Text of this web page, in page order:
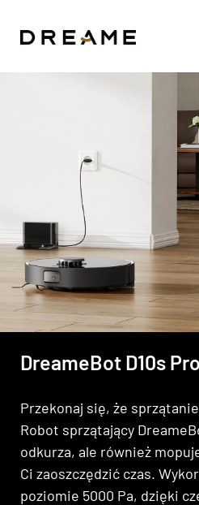
DreameBot D10s Pro​
Przekonaj się, że
Robot sprzątający
odkurza, ale również
Ci zaoszczędzić czas.
poziomie 5000 Pa, dzięki